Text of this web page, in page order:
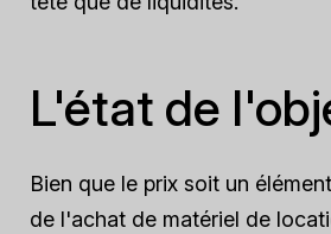
L'état de
Bien que le prix soit un
de l'achat de matériel de